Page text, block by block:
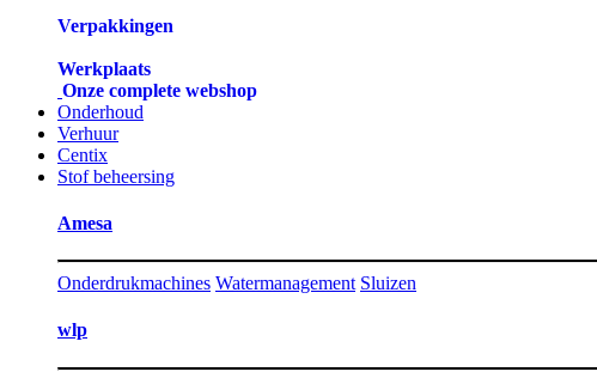
Verpakkingen
Werkplaats
Onze complete webshop
Onderhoud
Verhuur
Centix
Stof beheersing
Amesa
Onderdrukmachines Watermanagement Sluizen
wlp